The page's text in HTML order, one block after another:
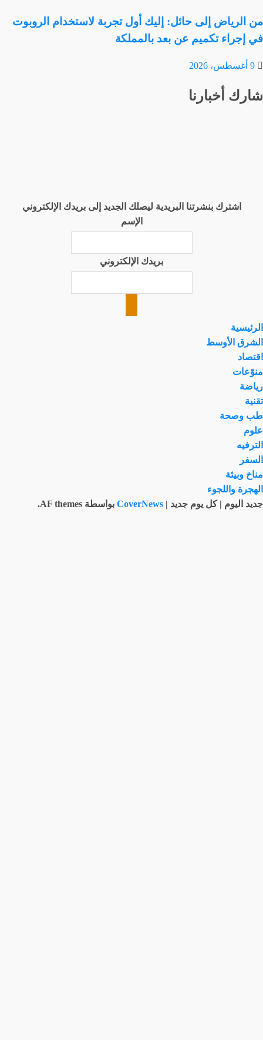
من الرياض إلى حائل: إليك أول تجربة لاستخدام الروبوت
في إجراء تكميم عن بعد بالمملكة
9 أغسطس، 2026
شارك أخبارنا
اشترك بنشرتنا البريدية ليصلك الجديد إلى بريدك الإلكتروني
الإسم
بريدك الإلكتروني
الرئيسية
الشرق الأوسط
اقتصاد
منوّعات
رياضة
تقنية
طب وصحة
علوم
الترفيه
السفر
مناخ وبيئة
الهجرة واللجوء
جديد اليوم | كل يوم جديد |
CoverNews بواسطة AF themes.